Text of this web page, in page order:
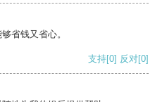
省钱又省心。
支持[0] 反对[0]